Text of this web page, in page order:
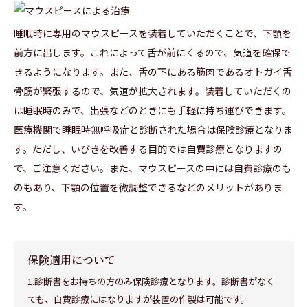
睡眠時に専用のマウスピースを装着していただくことで、下顎を
前方に出します。これによって舌が前にくるので、気道を確保で
きるようになります。また、舌の下にある筋肉であるオトガイ舌
骨筋が緊張するので、気道が拡大されます。装着していただくの
は睡眠時のみで、出張などのときにも手軽に持ち運びできます。
医療機関で睡眠時無呼吸症と診断された場合は保険診療となりま
す。ただし、いびきを改善する目的では自費診療となりますの
で、ご注意ください。また、マウスピースの中には自費診療のも
のもあり、下顎の位置を微調整できるなどのメリットがありま
す。
保険適用について
1.診断書をお持ちの方のみ保険診療となります。診断書がなく
ても、自費診療にはなりますが装置の作製は可能です。